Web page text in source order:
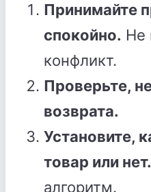
Принимайте
спокойно. Не
конфликт.
Проверьте,
возврата.
Установите,
товар или нет.
алгоритм.